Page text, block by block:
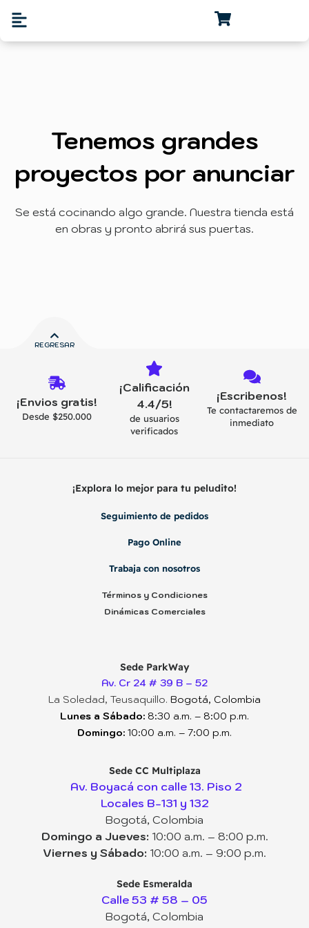
Tenemos grandes
proyectos por anunciar
Se está cocinando algo grande. Nuestra tienda está
en obras y pronto abrirá sus puertas.
REGRESAR
¡Envios gratis!
Desde $250.000
¡Calificación
4.4/5!
de usuarios
verificados
¡Escribenos!
Te contactaremos de
inmediato
¡Explora lo mejor para tu peludito!
Seguimiento de pedidos
Pago Online
Trabaja con nosotros
Términos y Condiciones
Dinámicas Comerciales
Sede ParkWay
Av. Cr 24 # 39 B – 52
La Soledad, Teusaquillo. Bogotá, Colombia
Lunes a Sábado: 8:30 a.m. – 8:00 p.m.
Domingo: 10:00 a.m. – 7:00 p.m.
Sede CC Multiplaza
Av. Boyacá con calle 13. Piso 2
Locales B-131 y 132
Bogotá, Colombia
Domingo a Jueves: 10:00 a.m. – 8:00 p.m.
Viernes y Sábado: 10:00 a.m. – 9:00 p.m.
Sede Esmeralda
Calle 53 # 58 – 05
Bogotá, Colombia